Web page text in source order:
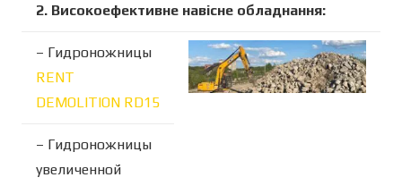
2. Високоефективне навісне обладнання:
– Гидроножницы
RENT
DEMOLITION RD15
– Гидроножницы
увеличенной